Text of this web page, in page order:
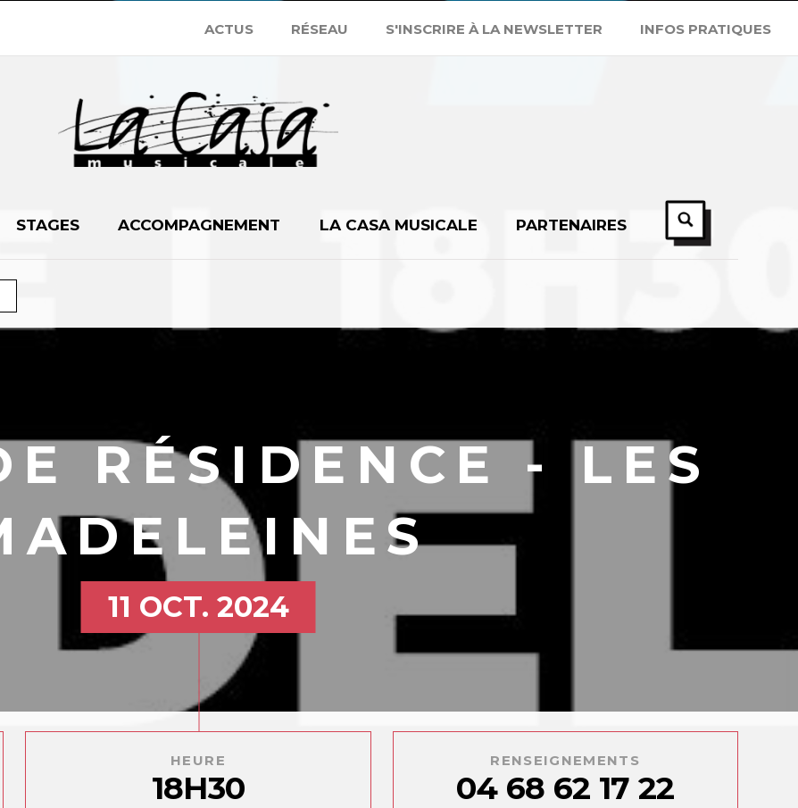
ACTUS RÉSEAU S'INSCRIRE À LA NEWSLETTER INFOS PRATIQUES
STAGES ACCOMPAGNEMENT LA CASA MUSICALE PARTENAIRES
RÉSIDENCE - LES
11 OCT. 2024
HEURE
18H30
RENSEIGNEMENTS
04 68 62 17 22